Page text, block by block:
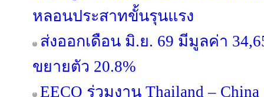
หลอนประสาทขั้นรุนแรง
ส่งออกเดือน มิ.ย. 69 มีมูลค่า
ขยายตัว 20.8%
EECO ร่วมงาน Thailand – China